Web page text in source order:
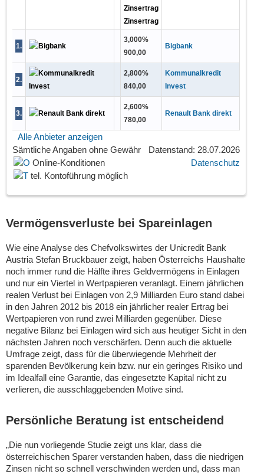
Zinsertrag
Zinsertrag
1.
3,000%
900,00
Bigbank
2.
2,800%
840,00
Kommunalkredit
Invest
3.
2,600%
780,00
Renault Bank direkt
Alle Anbieter anzeigen
Datenstand: 28.07.2026
Sämtliche Angaben ohne Gewähr
Datenschutz
Online-Konditionen
tel. Kontoführung möglich
Vermögensverluste bei Spareinlagen
Wie eine Analyse des Chefvolkswirtes der Unicredit Bank
Austria Stefan Bruckbauer zeigt, haben Österreichs Haushalte
noch immer rund die Hälfte ihres Geldvermögens in Einlagen
und nur ein Viertel in Wertpapieren veranlagt. Einem jährlichen
realen Verlust bei Einlagen von 2,9 Milliarden Euro stand dabei
in den Jahren 2012 bis 2018 ein jährlicher realer Ertrag bei
Wertpapieren von rund zwei Milliarden gegenüber. Diese
negative Bilanz bei Einlagen wird sich aus heutiger Sicht in den
nächsten Jahren noch verschärfen. Denn auch die aktuelle
Umfrage zeigt, dass für die überwiegende Mehrheit der
sparenden Bevölkerung kein bzw. nur ein geringes Risiko und
im Idealfall eine Garantie, das eingesetzte Kapital nicht zu
verlieren, die ausschlaggebenden Motive sind.
Persönliche Beratung ist entscheidend
„Die nun vorliegende Studie zeigt uns klar, dass die
österreichischen Sparer verstanden haben, dass die niedrigen
Zinsen nicht so schnell verschwinden werden und, dass man